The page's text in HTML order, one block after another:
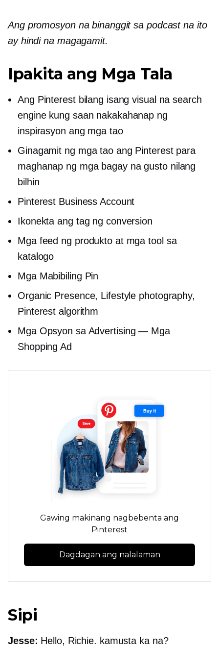
Ang promosyon na binanggit sa podcast na ito
ay hindi na magagamit.
Ipakita ang Mga Tala
Ang Pinterest bilang isang visual na search
engine kung saan nakakahanap ng
inspirasyon ang mga tao
Ginagamit ng mga tao ang Pinterest para
maghanap ng mga bagay na gusto nilang
bilhin
Pinterest Business Account
Ikonekta ang tag ng conversion
Mga feed ng produkto at mga tool sa
katalogo
Mga Mabibiling Pin
Organic Presence, Lifestyle photography,
Pinterest algorithm
Mga Opsyon sa Advertising — Mga
Shopping Ad
Gawing makinang nagbebenta ang
Pinterest
Dagdagan ang nalalaman
Sipi
Jesse: Hello, Richie. kamusta ka na?